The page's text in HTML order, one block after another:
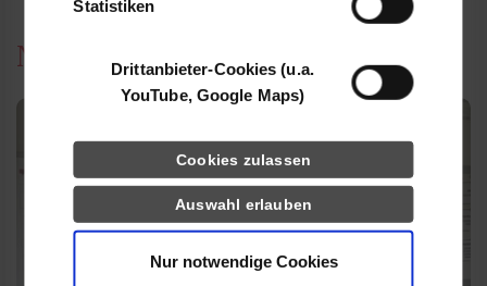
Statistiken
Drittanbieter-Cookies (u.a.
YouTube, Google Maps)
Cookies zulassen
Auswahl erlauben
Nur notwendige Cookies
News